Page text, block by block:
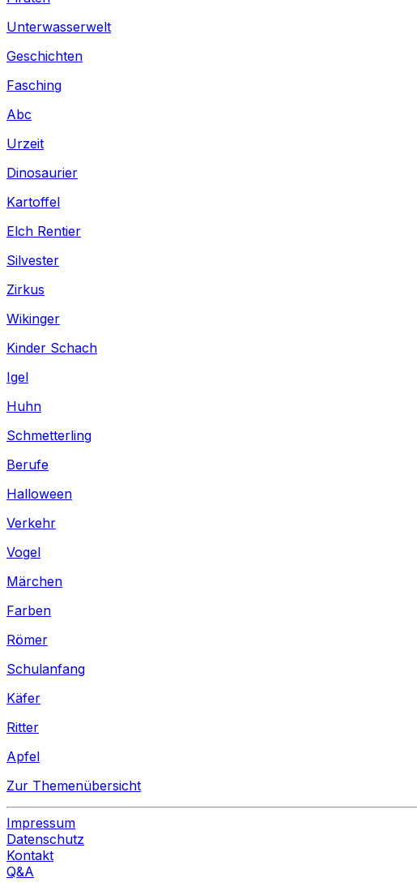
Unterwasserwelt
Geschichten
Fasching
Abc
Urzeit
Dinosaurier
Kartoffel
Elch Rentier
Silvester
Zirkus
Wikinger
Kinder Schach
Igel
Huhn
Schmetterling
Berufe
Halloween
Verkehr
Vogel
Märchen
Farben
Römer
Schulanfang
Käfer
Ritter
Apfel
Zur Themenübersicht
Impressum
Datenschutz
Kontakt
Q&A